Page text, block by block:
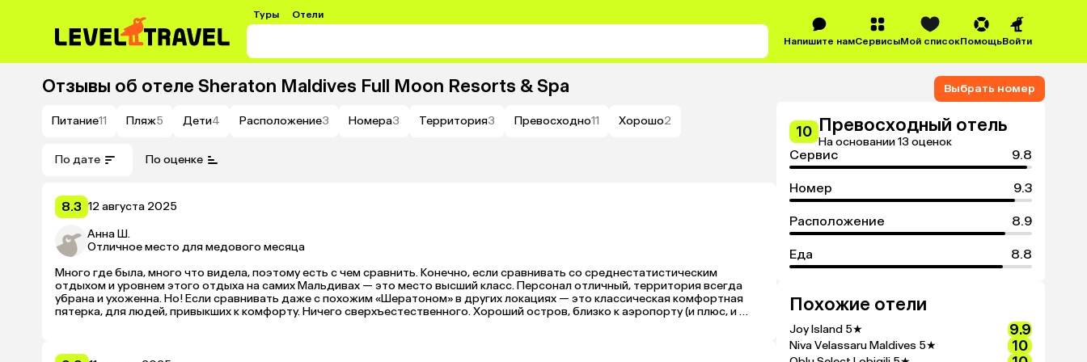
Туры Отели
Напишите намСервисыМой списокПомощьВойти
Отзывы об отеле Sheraton Maldives Full Moon Resorts & Spa
Питание11 Пляж5 Дети4 Расположение3 Номера3 Территория3 Превосходно11 Хорошо2
По дате По оценке
8.3 12 августа 2025
Анна Ш.
Отличное место для медового месяца
Много где была, много что видела, поэтому есть с чем сравнить. Конечно, если сравнивать со среднестатистическим
отдыхом и уровнем этого отдыха на самих Мальдивах — это место высший класс. Персонал отличный, территория всегда
убрана и ухоженна. Но! Если сравнивать даже с похожим «Шератоном» в других локациях — это классическая комфортная
пятерка, для людей, привыкших к комфорту. Ничего сверхъестественного. Хороший остров, близко к аэропорту (и плюс, и
Выбрать номер
10 Превосходный отель
На основании 13 оценок
Сервис 9.8
Номер 9.3
Расположение 8.9
Еда 8.8
Похожие отели
Joy Island 5★ 9.9
Niva Velassaru Maldives 5★ 10